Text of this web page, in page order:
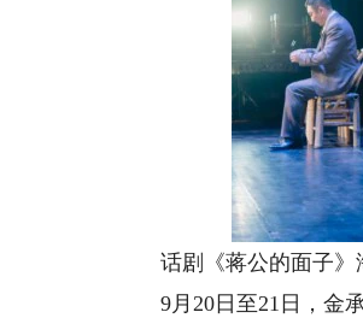
话剧《蒋公的面子》
9月20日至21日，金承